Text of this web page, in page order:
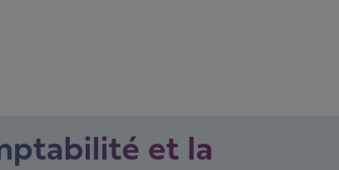
et la